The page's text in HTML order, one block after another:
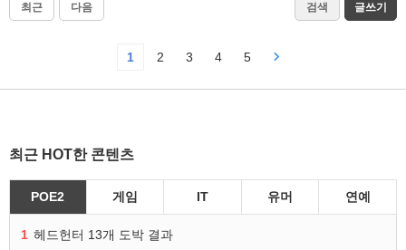
최근 다음 검색 글쓰기
1 2 3 4 5
최근 HOT한 콘텐츠
POE2 게임 IT 유머 연예
1 헤드헌터 13개 도박 결과